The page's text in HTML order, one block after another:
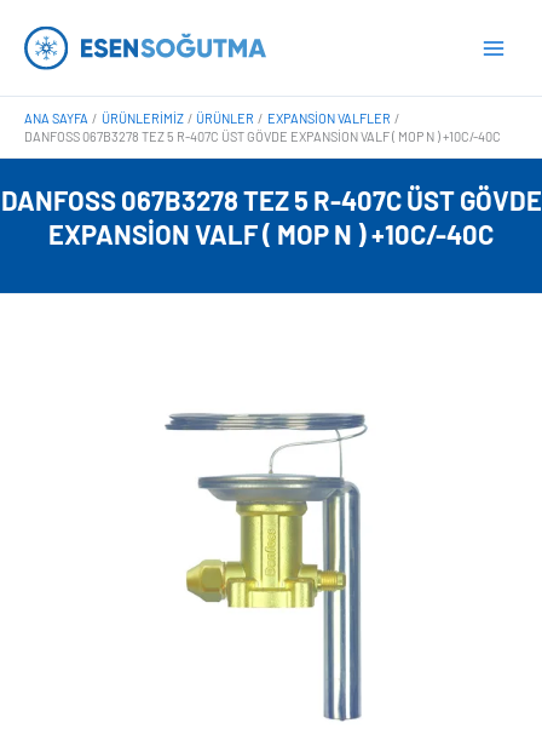
atla
ANA SAYFA ÜRÜNLERIMIZ ÜRÜNLER
EXPANSION VALFLER
DANFOSS 067B3278 TEZ 5 R-407C ÜST GÖVDE EXPANSION VALF ( MOP N ) +10C/-40C
DANFOSS 067B3278 TEZ 5 R-407C ÜST GÖVDE
EXPANSION VALF ( MOP N ) +10C/-40C